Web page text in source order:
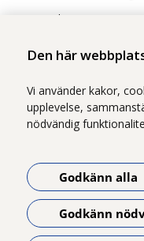
Den här
Vi använder kakor,
upplevelse,
nödvändig
Godkänn alla
Godkänn
Kommunikation via e-post
Samtliga bilder på
annat namn anges.
Om webbplatsen